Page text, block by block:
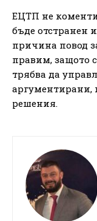
ЕЦТП не
бъде отстранен
причина повод
правим, защото
трябва да
аргументирани,
решения.